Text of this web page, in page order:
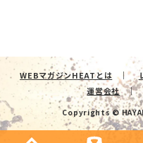
WEBマガジンHEATとは
運営会社
Copyrights ©